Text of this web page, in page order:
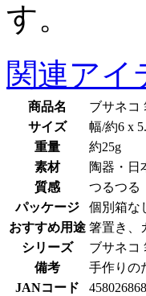
す。
関連アイ
商品名
ブサネコ
サイズ
幅/約6 x
重量
約25g
素材
陶器・日
質感
つるつる
パッケージ
個別箱な
おすすめ用途 箸置き、
シリーズ
ブサネコ
備考
手作りの
JANコード